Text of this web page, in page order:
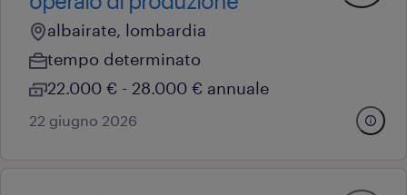
albairate, lombardia
tempo determinato
22.000 € - 28.000 € annuale
22 giugno 2026